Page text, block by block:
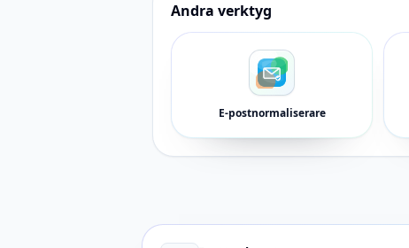
Andra verktyg
E-postnormaliserare